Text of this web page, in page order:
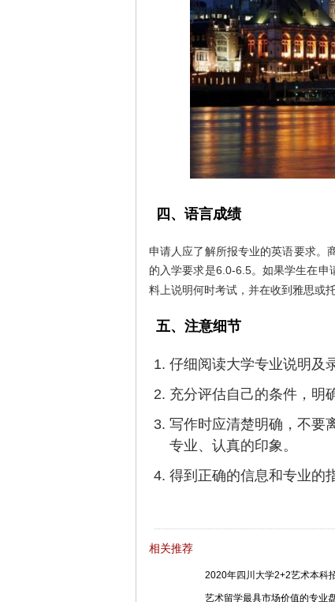
四、语言成绩
申请人应了解所报专业的英语要求。
的入学要求是6.0-6.5。如果学生在
料上说明何时考试，并在收到雅思或
五、注意细节
仔细阅读大学专业说明及
充分评估自己的条件，
写作时应清楚明确，不要
专业、认真的印象。
得到正确的信息和专业的
相关推荐
2020年四川大学2+2艺术本科
艺术留学最具市场价值的专业